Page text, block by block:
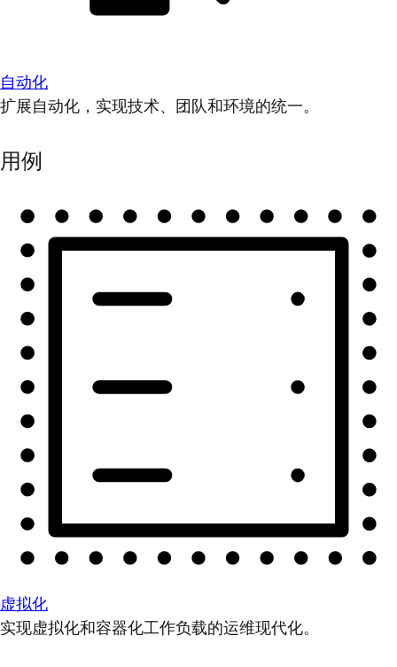
自动化
扩展自动化，实现技术、团队和环境的统一。
用例
虚拟化
实现虚拟化和容器化工作负载的运维现代化。